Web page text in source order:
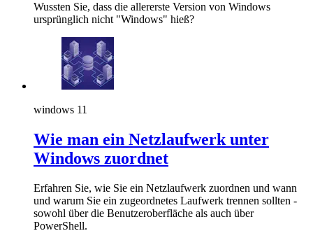
Wussten Sie, dass die allererste Version von Windows
ursprünglich nicht "Windows" hieß?
windows 11
Wie man ein Netzlaufwerk unter
Windows zuordnet
Erfahren Sie, wie Sie ein Netzlaufwerk zuordnen und wann
und warum Sie ein zugeordnetes Laufwerk trennen sollten -
sowohl über die Benutzeroberfläche als auch über
PowerShell.